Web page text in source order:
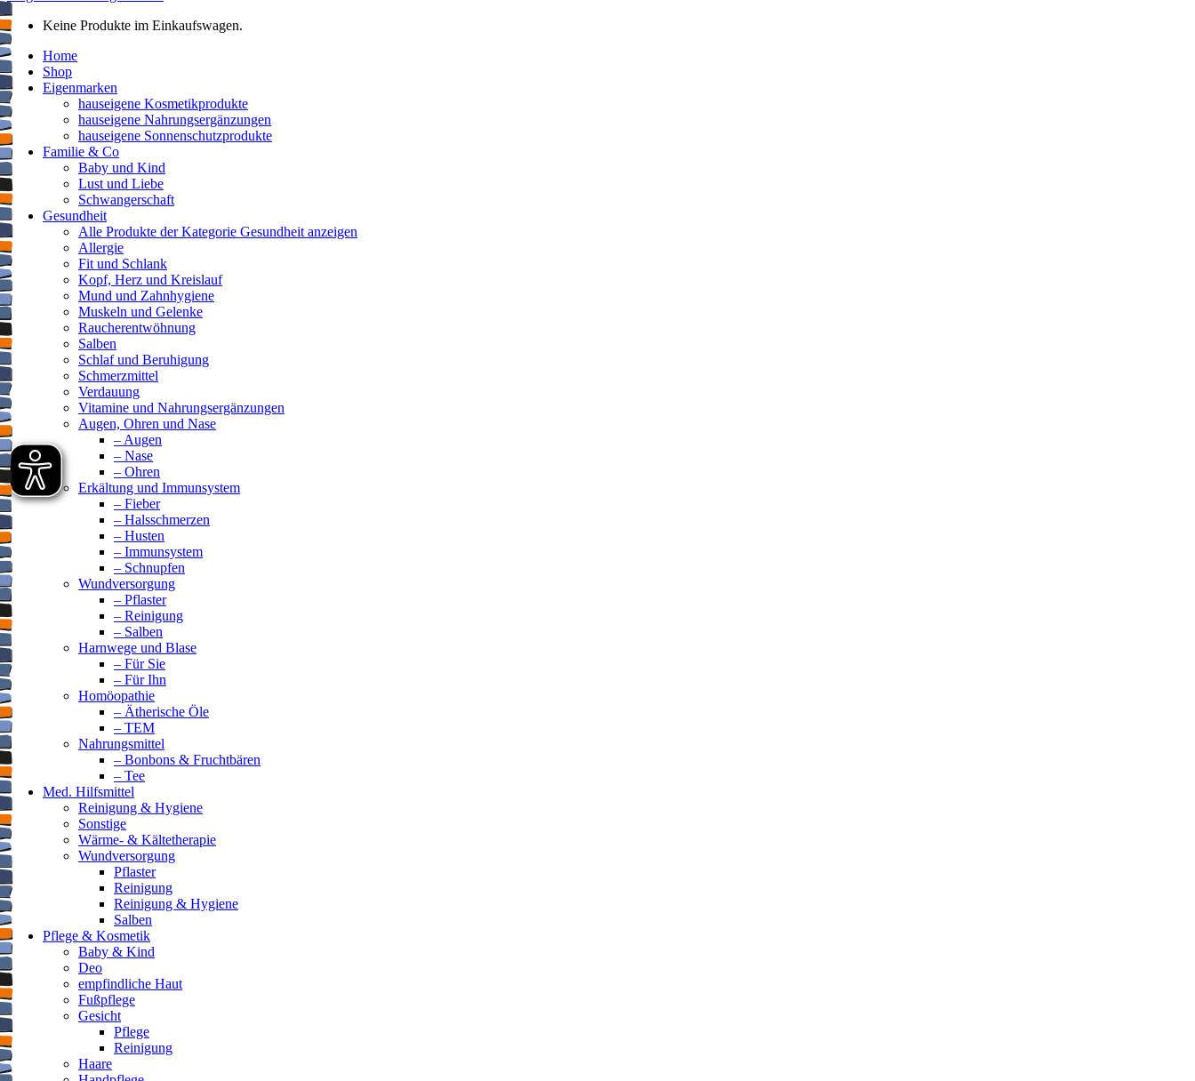
Keine Produkte im Einkaufswagen.
Home
Shop
Eigenmarken
hauseigene Kosmetikprodukte
hauseigene Nahrungsergänzungen
hauseigene Sonnenschutzprodukte
Familie & Co
Baby und Kind
Lust und Liebe
Schwangerschaft
Gesundheit
Alle Produkte der Kategorie Gesundheit anzeigen
Allergie
Fit und Schlank
Kopf, Herz und Kreislauf
Mund und Zahnhygiene
Muskeln und Gelenke
Raucherentwöhnung
Salben
Schlaf und Beruhigung
Schmerzmittel
Verdauung
Vitamine und Nahrungsergänzungen
Augen, Ohren und Nase
– Augen
– Nase
– Ohren
Erkältung und Immunsystem
– Fieber
– Halsschmerzen
– Husten
– Immunsystem
– Schnupfen
Wundversorgung
– Pflaster
– Reinigung
– Salben
Harnwege und Blase
– Für Sie
– Für Ihn
Homöopathie
– Ätherische Öle
– TEM
Nahrungsmittel
– Bonbons & Fruchtbären
– Tee
Med. Hilfsmittel
Reinigung & Hygiene
Sonstige
Wärme- & Kältetherapie
Wundversorgung
Pflaster
Reinigung
Reinigung & Hygiene
Salben
Pflege & Kosmetik
Baby & Kind
Deo
empfindliche Haut
Fußpflege
Gesicht
Pflege
Reinigung
Haare